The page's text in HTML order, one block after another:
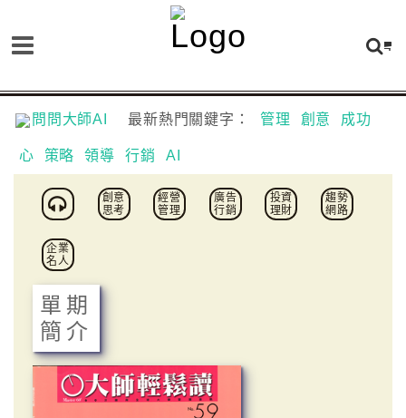
問問大師AI 最新熱門關鍵字： 管理 創意 成功
心 策略 領導 行銷 AI
創意
思考
經營
管理
廣告
行銷
投資
理財
趨勢
網路
企業
名人
單期
簡介